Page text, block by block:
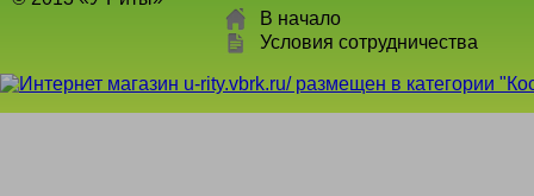
В начало
Условия сотрудничества